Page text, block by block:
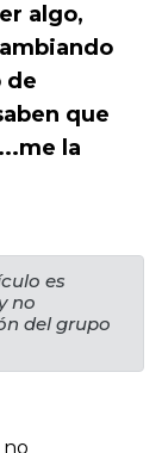
algo,
de
que
la
es
no
del grupo